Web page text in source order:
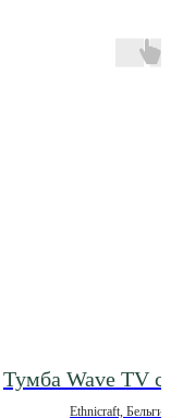
Тумба Wave TV
Ethnicraft, Бельгия